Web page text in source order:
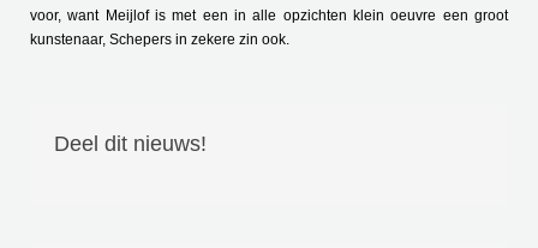
voor, want Meijlof is met een in alle opzichten klein oeuvre een groot
kunstenaar, Schepers in zekere zin ook.
Deel dit nieuws!